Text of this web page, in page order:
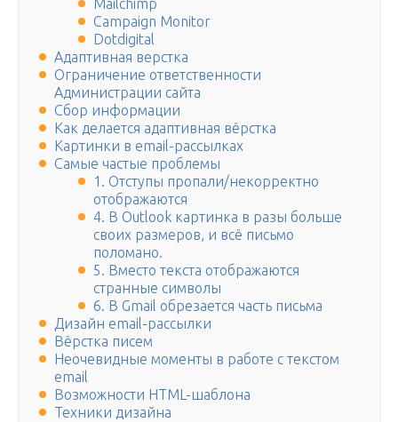
Mailchimp
Campaign Monitor
Dotdigital
Адаптивная верстка
Ограничение ответственности
Администрации сайта
Сбор информации
Как делается адаптивная вёрстка
Картинки в email-рассылках
Самые частые проблемы
1. Отступы пропали/некорректно
отображаются
4. В Оutlook картинка в разы больше
своих размеров, и всё письмо
поломано.
5. Вместо текста отображаются
странные символы
6. В Gmail обрезается часть письма
Дизайн email-рассылки
Вёрстка писем
Неочевидные моменты в работе с текстом
email
Возможности HTML-шаблона
Техники дизайна